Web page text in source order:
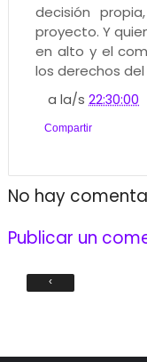
decisión
proyecto. Y
en alto y el
los derechos
a la/s22:30:00
Compartir
No hay
Publicar un
‹